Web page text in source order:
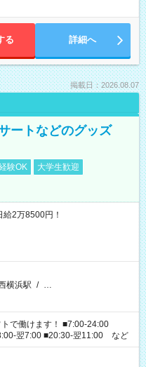
る 詳細へ
掲載日：2026.08.07
ートなどのグッズ
験OK
大学生歓迎
2万8500円！
横浜駅 / …
で働けます！ ■7:00-24:00
翌7:00 ■20:30-翌11:00 など